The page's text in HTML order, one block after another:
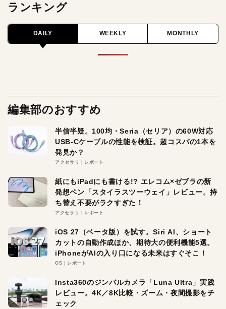
ランキング
DAILY WEEKLY MONTHLY
編集部のおすすめ
半信半疑。100均・Seria（セリア）の60W対応
USB-Cケーブルの性能を検証。超コスパの1本を
発見か？
アクセサリ レポート
紙にもiPadにも書ける!? エレコム×ゼブラの新
発想ペン「スタイラスツーウェイ」レビュー。持
ち替え不要がラクすぎた！
アクセサリ レポート
iOS 27（ベータ版）を試す。Siri AI、ショート
カットの自動作成ほか、期待大の便利機能5選。
iPhoneがAIの入り口になる未来はすぐそこ！
OS レポート
Insta360のジンバルカメラ「Luna Ultra」実践
レビュー。4K／8K比較・ズーム・夜間撮影をチ
ェック